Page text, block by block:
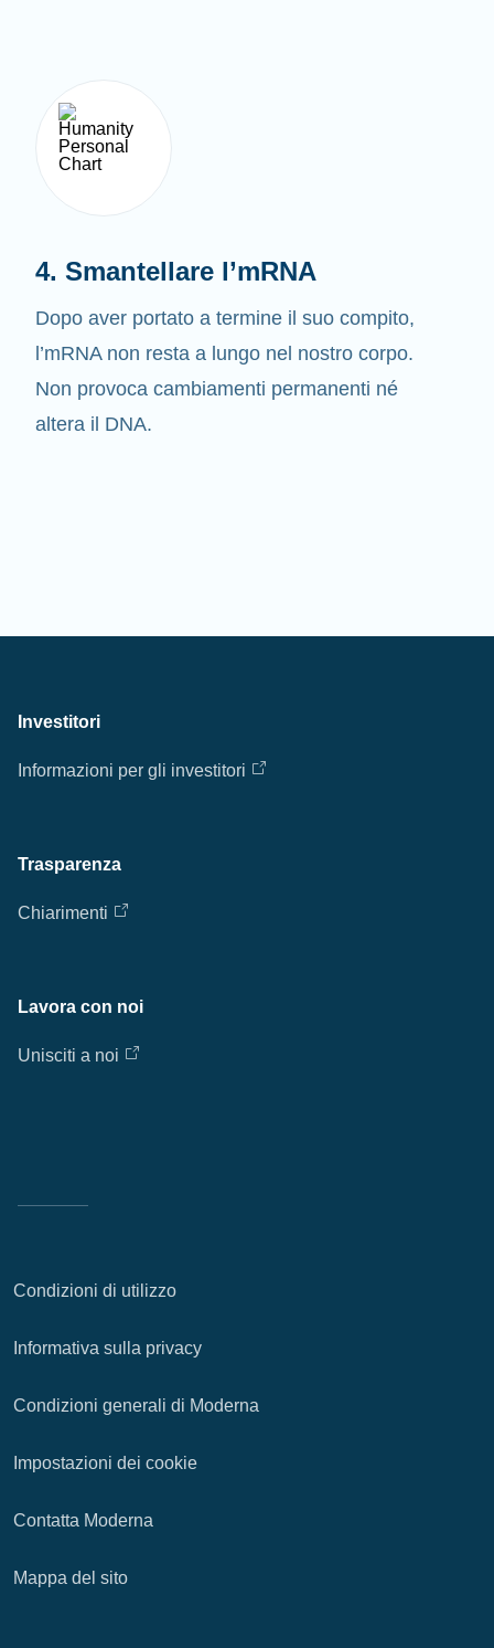
4. Smantellare l’mRNA
Dopo aver portato a termine il suo compito,
l’mRNA non resta a lungo nel nostro corpo.
Non provoca cambiamenti permanenti né
altera il DNA.
Investitori
Informazioni per gli investitori
Trasparenza
Chiarimenti
Lavora con noi
Unisciti a noi
Condizioni di utilizzo
Informativa sulla privacy
Condizioni generali di Moderna
Impostazioni dei cookie
Contatta Moderna
Mappa del sito